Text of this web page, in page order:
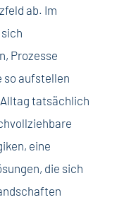
ab. Im
Prozesse
so aufstellen
tatsächlich
eine
die sich